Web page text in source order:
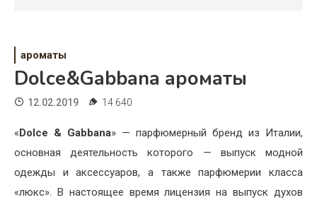
Свадьба
Дом
Жизнь
Хобби
Красота
ароматы
Dolce&Gabbana ароматы
12.02.2019 14 640
«Dolce & Gabbana» — парфюмерный бренд из Италии,
основная деятельность которого — выпуск модной
одежды и аксессуаров, а также парфюмерии класса
«люкс». В настоящее время лицензия на выпуск духов